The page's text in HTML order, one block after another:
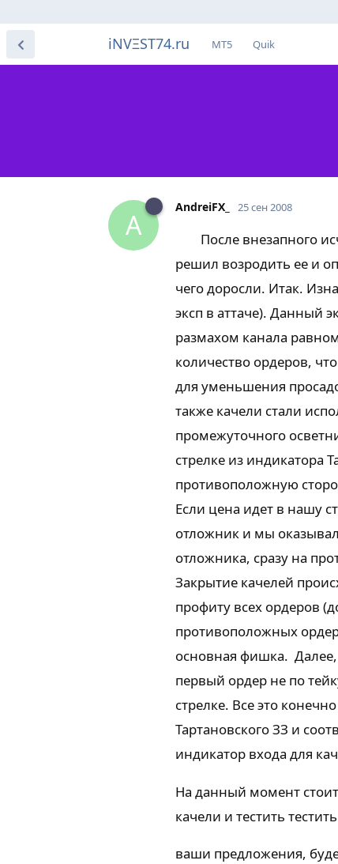
iNVΞST74.ru МТ5 Quik
A
AndreiFX_ 25 сен 2008
После внезапного
решил возродить ее и
чего доросли. Итак.
эксп в аттаче). Данный
размахом канала
количество ордеров,
для уменьшения
также качели стали
промежуточного
стрелке из индикатора
противоположную
Если цена идет в нашу
отложник и мы
отложника, сразу на
Закрытие качелей
профиту всех ордеров
противоположных
основная фишка.
первый ордер не по
стрелке. Все это
Тартановского ЗЗ и
индикатор входа для
На данный момент
качели и тестить
ваши предложения,